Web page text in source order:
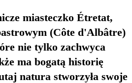
miasteczko Étretat,
(Côte d'Albâtre)
nie tylko zachwyca
ma bogatą historię
natura stworzyła swoje